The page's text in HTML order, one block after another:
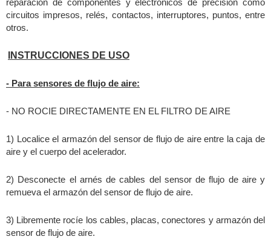
reparación de componentes y electrónicos de precisión como
circuitos impresos, relés, contactos, interruptores, puntos, entre
otros.
INSTRUCCIONES DE USO
- Para sensores de flujo de aire:
- NO ROCIE DIRECTAMENTE EN EL FILTRO DE AIRE
1) Localice el armazón del sensor de flujo de aire entre la caja de
aire y el cuerpo del acelerador.
2) Desconecte el arnés de cables del sensor de flujo de aire y
remueva el armazón del sensor de flujo de aire.
3) Libremente rocíe los cables, placas, conectores y armazón del
sensor de flujo de aire.